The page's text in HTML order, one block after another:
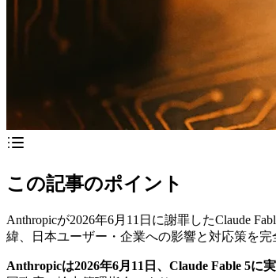
この記事のポイント
Anthropicが2026年6月11日に謝罪したClaude
緯、日本ユーザー・企業への影響と対応策を完
Anthropicは2026年6月11日、Claude Fable 5に